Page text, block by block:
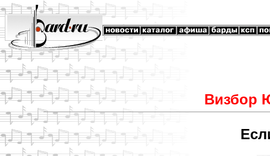
Визбор